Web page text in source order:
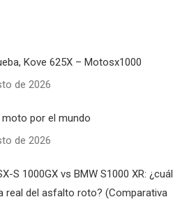
Kove 625X – Motosx1000
de 2026
moto por el mundo
de 2026
S 1000GX vs BMW S1000 XR: ¿cuál
real del asfalto roto? (Comparativa